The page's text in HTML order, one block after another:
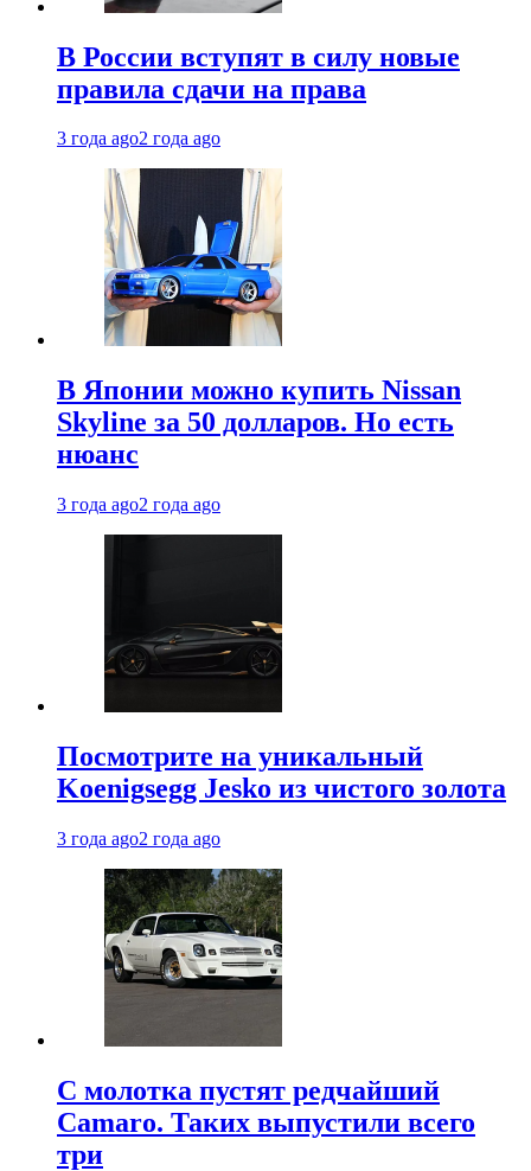
В России вступят в силу новые
правила сдачи на права
3 года ago2 года ago
В Японии можно купить Nissan
Skyline за 50 долларов. Но есть
нюанс
3 года ago2 года ago
Посмотрите на уникальный
Koenigsegg Jesko из чистого золота
3 года ago2 года ago
С молотка пустят редчайший
Camaro. Таких выпустили всего
три